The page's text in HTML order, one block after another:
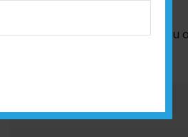
pretium. Nullam congue, arcu
a odio.